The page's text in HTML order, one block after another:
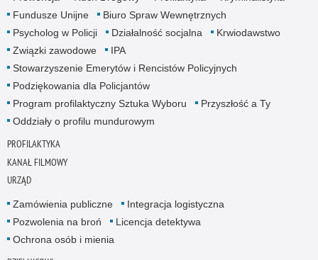
Fundusze Unijne
Biuro Spraw Wewnętrznych
Psycholog w Policji
Działalność socjalna
Krwiodawstwo
Związki zawodowe
IPA
Stowarzyszenie Emerytów i Rencistów Policyjnych
Podziękowania dla Policjantów
Program profilaktyczny Sztuka Wyboru
Przyszłość a Ty
Oddziały o profilu mundurowym
PROFILAKTYKA
KANAŁ FILMOWY
URZĄD
Zamówienia publiczne
Integracja logistyczna
Pozwolenia na broń
Licencja detektywa
Ochrona osób i mienia